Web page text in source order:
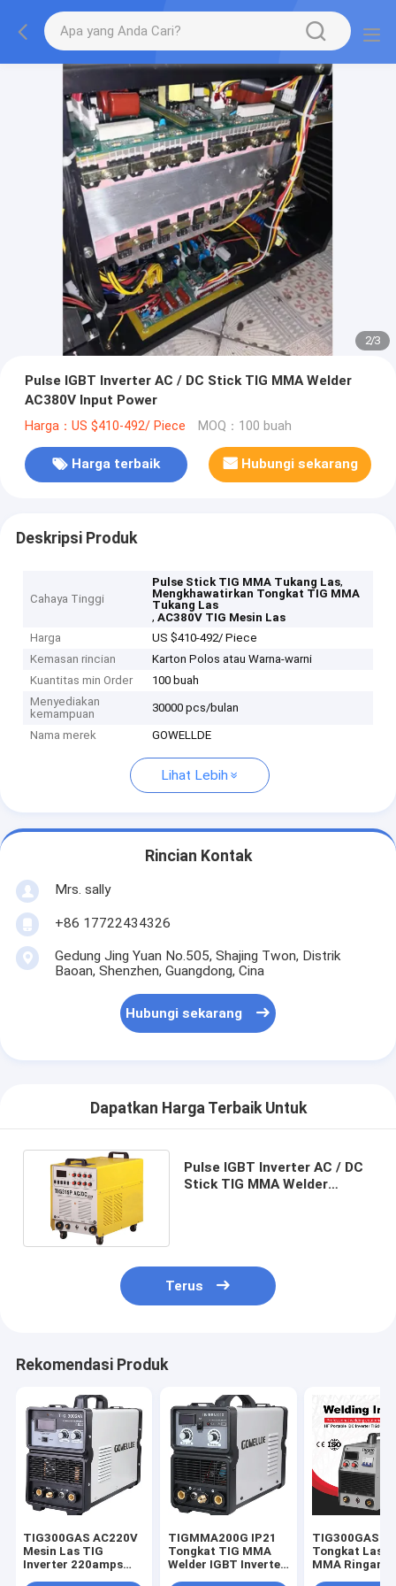
2/3
Pulse IGBT Inverter AC / DC Stick TIG MMA Welder
AC380V Input Power
Harga：US $410-492/ Piece MOQ：100 buah
Harga terbaik Hubungi sekarang
Deskripsi Produk
Cahaya Tinggi
Pulse Stick TIG MMA Tukang Las,
Mengkhawatirkan Tongkat TIG MMA
Tukang Las
,AC380V TIG Mesin Las
Harga
US $410-492/ Piece
Kemasan rincian
Karton Polos atau Warna-warni
Kuantitas min Order
100 buah
Menyediakan
kemampuan
30000 pcs/bulan
Nama merek GOWELLDE
Lihat Lebih
Rincian Kontak
Mrs. sally
+86 17722434326
Gedung Jing Yuan No.505, Shajing Twon, Distrik
Baoan, Shenzhen, Guangdong, Cina
Hubungi sekarang
Dapatkan Harga Terbaik Untuk
Pulse IGBT Inverter AC / DC
Stick TIG MMA Welder
Terus
Rekomendasi Produk
TIG300GAS AC220V
Mesin Las TIG
Inverter 220amps
TIGMMA200G IP21
Tongkat TIG MMA
Welder IGBT Inverter
TIG300GAS
Tongkat Las
MMA Ringan